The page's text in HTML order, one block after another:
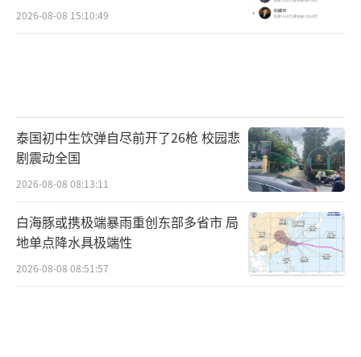
2026-08-08 15:10:49
泰国初中生饮弹自尽前开了26枪 校园悲
剧震动全国
2026-08-08 08:13:11
白海豚或携极端暴雨重创东部多省市 局
地单点降水具极端性
2026-08-08 08:51:57